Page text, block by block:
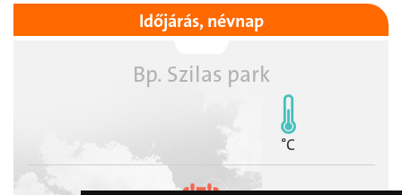
Időjárás, névnap
Bp. Szilas park
°C